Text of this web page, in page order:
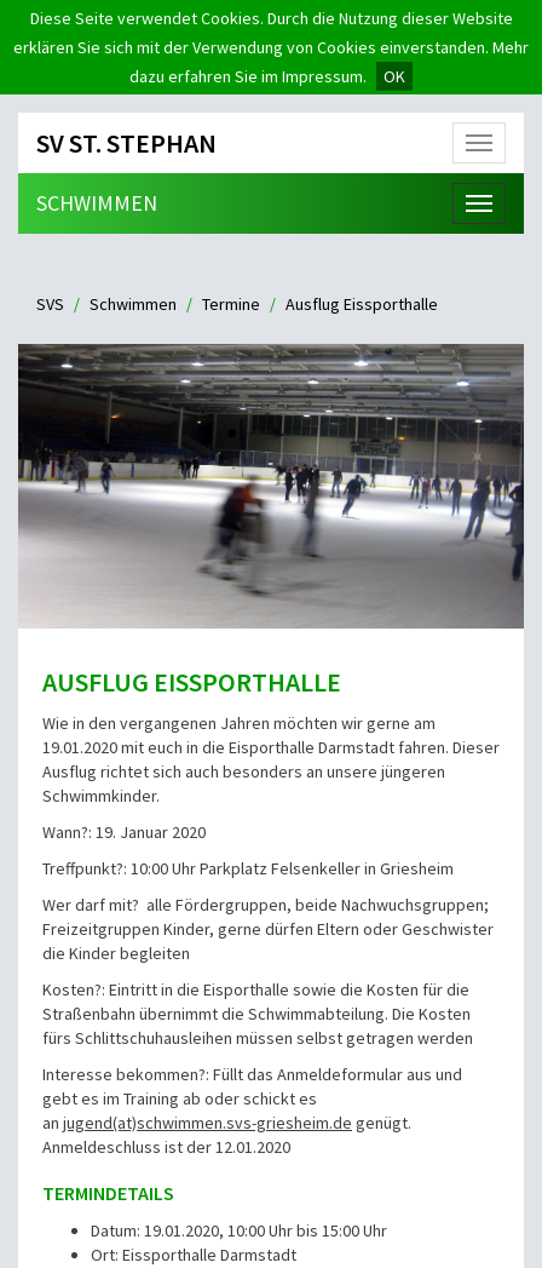
Diese Seite verwendet Cookies. Durch die Nutzung dieser Website
erklären Sie sich mit der Verwendung von Cookies einverstanden. Mehr
dazu erfahren Sie im Impressum.
OK
Menü
SV ST. STEPHAN
Menü
SCHWIMMEN
SVS Schwimmen Termine Ausflug Eissporthalle
AUSFLUG EISSPORTHALLE
Wie in den vergangenen Jahren möchten wir gerne am
19.01.2020 mit euch in die Eisporthalle Darmstadt fahren. Dieser
Ausflug richtet sich auch besonders an unsere jüngeren
Schwimmkinder.
Wann?: 19. Januar 2020
Treffpunkt?: 10:00 Uhr Parkplatz Felsenkeller in Griesheim
Wer darf mit? alle Fördergruppen, beide Nachwuchsgruppen;
Freizeitgruppen Kinder, gerne dürfen Eltern oder Geschwister
die Kinder begleiten
Kosten?: Eintritt in die Eisporthalle sowie die Kosten für die
Straßenbahn übernimmt die Schwimmabteilung. Die Kosten
fürs Schlittschuhausleihen müssen selbst getragen werden
Interesse bekommen?: Füllt das Anmeldeformular aus und
gebt es im Training ab oder schickt es
an jugend(at)schwimmen.svs-griesheim.de genügt.
Anmeldeschluss ist der 12.01.2020
TERMINDETAILS
Datum: 19.01.2020, 10:00 Uhr bis 15:00 Uhr
Ort: Eissporthalle Darmstadt